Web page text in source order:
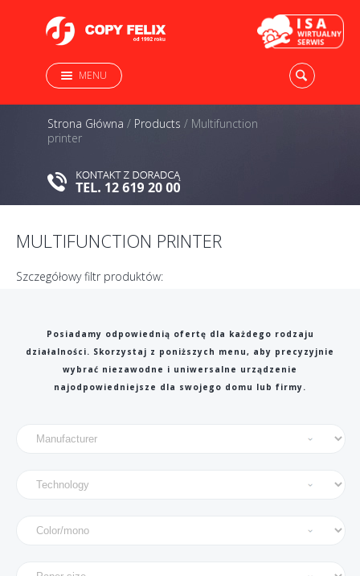
MENU
Strona Główna / Products / Multifunction
printer
MULTIFUNCTION PRINTER
Szczegółowy filtr produktów:
Posiadamy odpowiednią ofertę dla każdego rodzaju
działalności. Skorzystaj z poniższych menu, aby precyzyjnie
wybrać niezawodne i uniwersalne urządzenie
najodpowiedniejsze dla swojego domu lub firmy.